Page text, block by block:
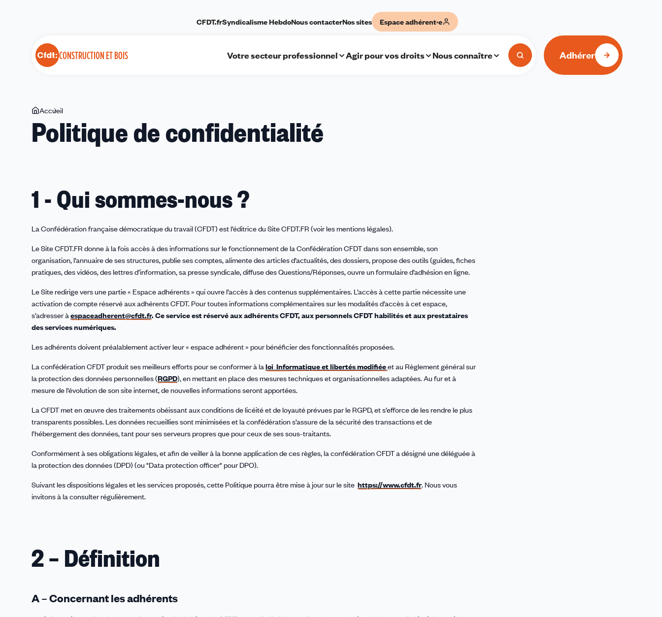
CONSTRUCTION ET BOIS
CFDT.frSyndicalisme HebdoNous contacterNos sites Espace adhérent·e
Votre secteur professionnel Agir pour vos droits Nous connaître Adhérer
Vous
êtes
ici
Accueil
de
confidentialité
Politique de confidentialité
1 - Qui sommes-nous ?
La Confédération française démocratique du travail (CFDT) est l’éditrice du Site CFDT.FR (voir les mentions légales).
Le Site CFDT.FR donne à la fois accès à des informations sur le fonctionnement de la Confédération CFDT dans son ensemble, son
organisation, l’annuaire de ses structures, publie ses comptes, alimente des articles d’actualités, des dossiers, propose des outils (guides, fiches
pratiques, des vidéos, des lettres d’information, sa presse syndicale, diffuse des Questions/Réponses, ouvre un formulaire d’adhésion en ligne.
Le Site redirige vers une partie « Espace adhérents » qui ouvre l’accès à des contenus supplémentaires. L’accès à cette partie nécessite une
activation de compte réservé aux adhérents CFDT. Pour toutes informations complémentaires sur les modalités d’accès à cet espace,
s’adresser àespaceadherent@cfdt.fr. Ce service est réservé aux adhérents CFDT, aux personnels CFDT habilités et aux prestataires
des services numériques.
Les adhérents doivent préalablement activer leur « espace adhérent » pour bénéficier des fonctionnalités proposées.
La confédération CFDT produit ses meilleurs efforts pour se conformer à laloi Informatique et libertés modifiéeet au Règlement général sur
la protection des données personnelles (RGPD), en mettant en place des mesures techniques et organisationnelles adaptées. Au fur et à
mesure de l’évolution de son site internet, de nouvelles informations seront apportées.
La CFDT met en œuvre des traitements obéissant aux conditions de licéité et de loyauté prévues par le RGPD, et s’efforce de les rendre le plus
transparents possibles. Les données recueillies sont minimisées et la confédération s’assure de la sécurité des transactions et de
l’hébergement des données, tant pour ses serveurs propres que pour ceux de ses sous-traitants.
Conformément à ses obligations légales, et afin de veiller à la bonne application de ces règles, la confédération CFDT a désigné une déléguée à
la protection des données (DPD) (ou "Data protection officer" pour DPO).
Suivant les dispositions légales et les services proposés, cette Politique pourra être mise à jour sur le site https://www.cfdt.fr. Nous vous
invitons à la consulter régulièrement.
2 – Définition
A – Concernant les adhérents